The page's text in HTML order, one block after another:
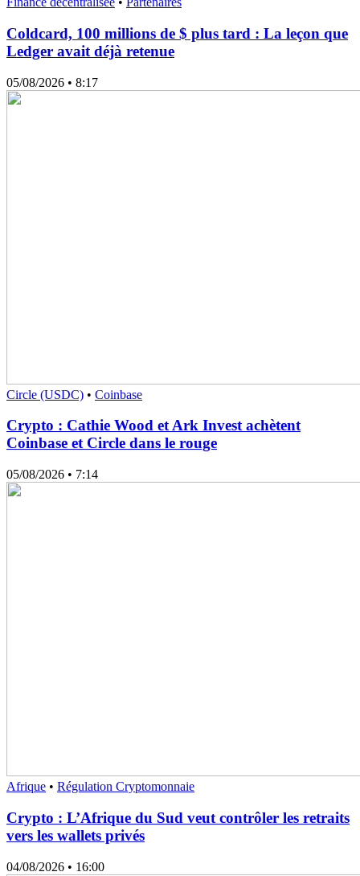
Coldcard, 100 millions de $ plus tard : La leçon que
Ledger avait déjà retenue
05/08/2026 • 8:17
Circle (USDC) • Coinbase
Crypto : Cathie Wood et Ark Invest achètent
Coinbase et Circle dans le rouge
05/08/2026 • 7:14
Afrique • Régulation Cryptomonnaie
Crypto : L’Afrique du Sud veut contrôler les retraits
vers les wallets privés
04/08/2026 • 16:00